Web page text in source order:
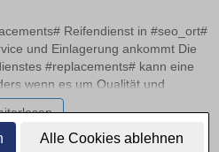
Alle Cookies ablehnen
Reifendienst in #seo_ort#
und Einlagerung ankommt Die
#replacements# kann eine
wenn es um Qualität und
Service sollte nicht nur
der Reifen Expertise bieten,
zur Einlagerung bereitstellen.